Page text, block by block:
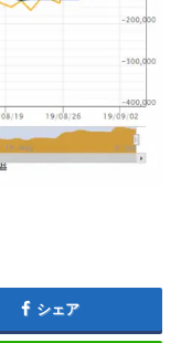
シェア